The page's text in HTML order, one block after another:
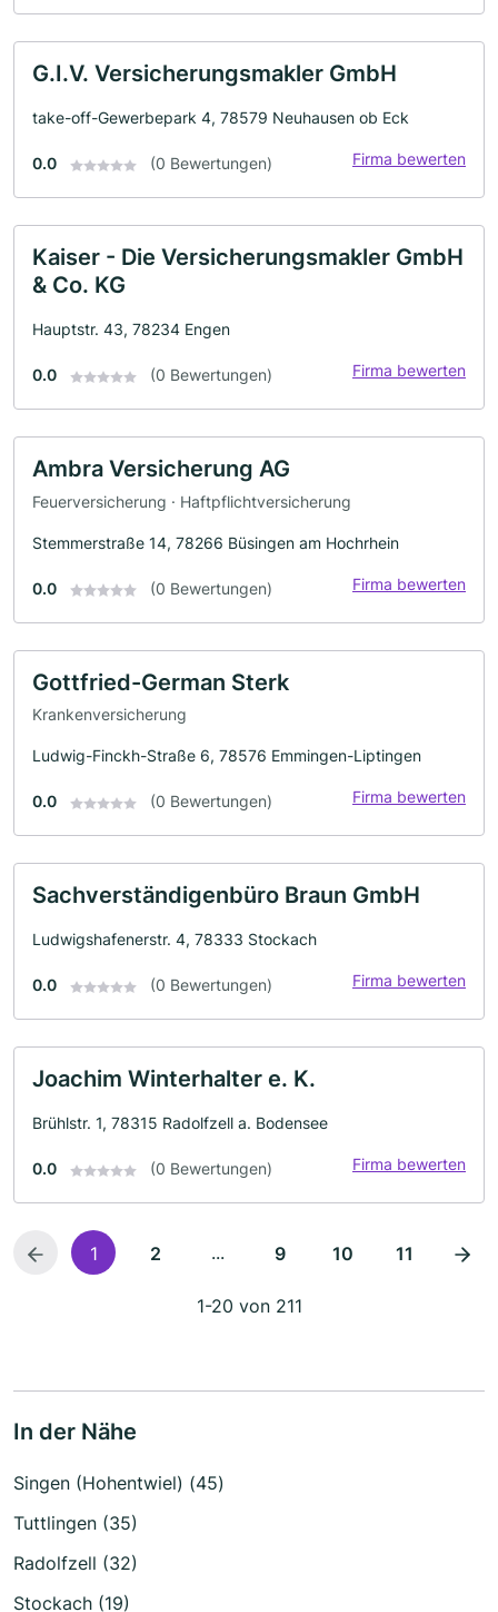
G.I.V. Versicherungsmakler GmbH
take-off-Gewerbepark 4, 78579 Neuhausen ob Eck
0.0 (0 Bewertungen) Firma bewerten
Kaiser - Die Versicherungsmakler GmbH
& Co. KG
Hauptstr. 43, 78234 Engen
0.0 (0 Bewertungen) Firma bewerten
Ambra Versicherung AG
Feuerversicherung · Haftpflichtversicherung
Stemmerstraße 14, 78266 Büsingen am Hochrhein
0.0 (0 Bewertungen) Firma bewerten
Gottfried-German Sterk
Krankenversicherung
Ludwig-Finckh-Straße 6, 78576 Emmingen-Liptingen
0.0 (0 Bewertungen) Firma bewerten
Sachverständigenbüro Braun GmbH
Ludwigshafenerstr. 4, 78333 Stockach
0.0 (0 Bewertungen) Firma bewerten
Joachim Winterhalter e. K.
Brühlstr. 1, 78315 Radolfzell a. Bodensee
0.0 (0 Bewertungen) Firma bewerten
1 2 ... 9 10 11
1-20 von 211
In der Nähe
Singen (Hohentwiel) (45)
Tuttlingen (35)
Radolfzell (32)
Stockach (19)